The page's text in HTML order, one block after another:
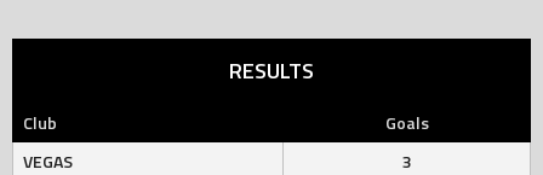
RESULTS
Club
Goals
VEGAS
3